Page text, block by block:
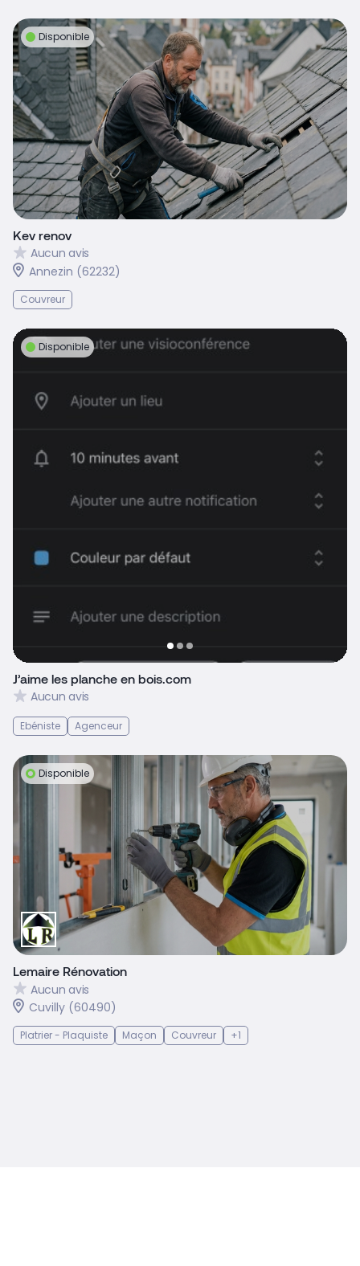
Disponible
Kev renov
Aucun avis
Annezin (62232)
Couvreur
Disponible
J’aime les planche en bois.com
Aucun avis
Ebéniste Agenceur
Disponible
Lemaire Rénovation
Aucun avis
Cuvilly (60490)
Platrier - Plaquiste Maçon Couvreur +1